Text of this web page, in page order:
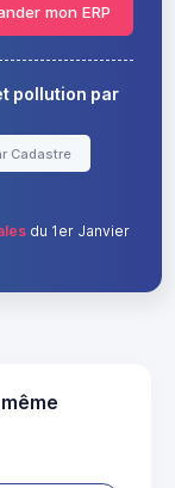
mon ERP
pollution par
Cadastre
du 1er Janvier